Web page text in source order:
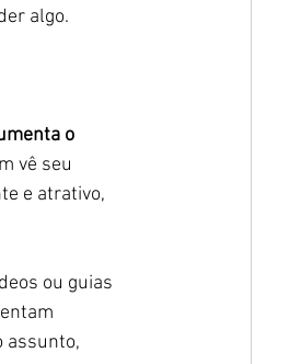
algo.
o
vê seu
e atrativo,
ou guias
assunto,